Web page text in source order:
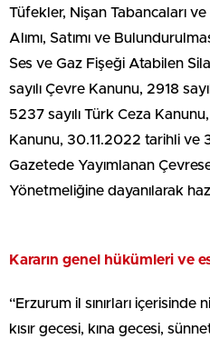
Tüfekler, Nişan Tabancaları ve
Alımı, Satımı ve
Ses ve Gaz Fişeği Atabilen
sayılı Çevre Kanunu, 2918
5237 sayılı Türk Ceza
Kanunu, 30.11.2022 tarihli ve
Gazetede Yayımlanan
Yönetmeliğine dayanılarak
Kararın genel hükümleri ve
“Erzurum il sınırları içerisinde
kısır gecesi, kına gecesi,